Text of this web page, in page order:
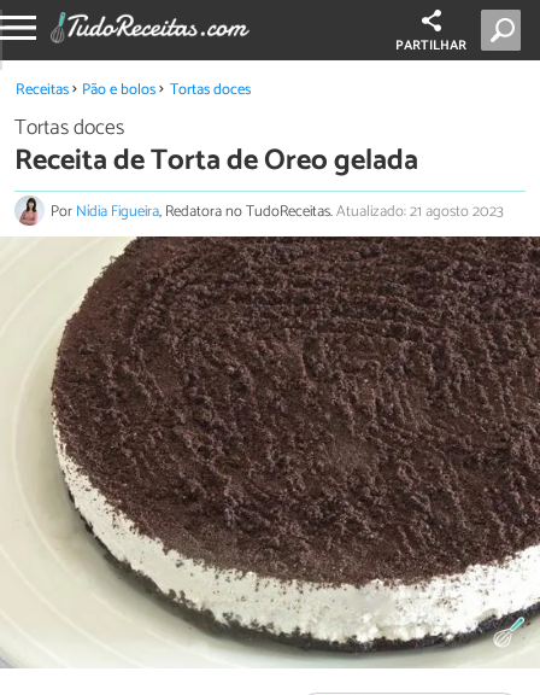
PARTILHAR
Receitas Pão e bolos Tortas doces
Tortas doces
Receita de Torta de Oreo gelada
PorNídia Figueira, Redatora no TudoReceitas.Atualizado: 21 agosto 2023